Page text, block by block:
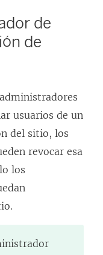
de
de
usuarios de un
del sitio, los
revocar esa
los